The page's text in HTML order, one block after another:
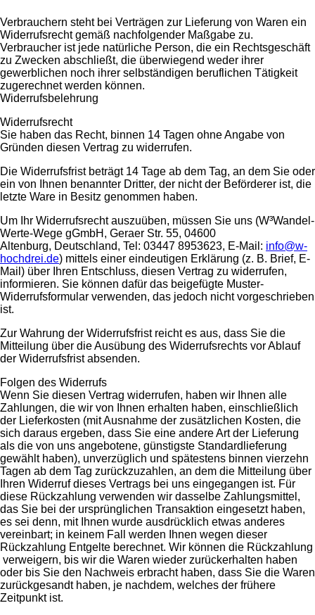
Verbrauchern steht bei Verträgen zur Lieferung von Waren ein
Widerrufsrecht gemäß nachfolgender Maßgabe zu.
Verbraucher ist jede natürliche Person, die ein Rechtsgeschäft
zu Zwecken abschließt, die überwiegend weder ihrer
gewerblichen noch ihrer selbständigen beruflichen Tätigkeit
zugerechnet werden können.
Widerrufsbelehrung
Widerrufsrecht
Sie haben das Recht, binnen 14 Tagen ohne Angabe von
Gründen diesen Vertrag zu widerrufen.
Die Widerrufsfrist beträgt 14 Tage ab dem Tag, an dem Sie oder
ein von Ihnen benannter Dritter, der nicht der Beförderer ist, die
letzte Ware in Besitz genommen haben.
Um Ihr Widerrufsrecht auszuüben, müssen Sie uns (W³Wandel-
Werte-Wege gGmbH, Geraer Str. 55, 04600
Altenburg, Deutschland, Tel: 03447 8953623, E-Mail: info@w-
hochdrei.de) mittels einer eindeutigen Erklärung (z. B. Brief, E-
Mail) über Ihren Entschluss, diesen Vertrag zu widerrufen,
informieren. Sie können dafür das beigefügte Muster-
Widerrufsformular verwenden, das jedoch nicht vorgeschrieben
ist.
Zur Wahrung der Widerrufsfrist reicht es aus, dass Sie die
Mitteilung über die Ausübung des Widerrufsrechts vor Ablauf
der Widerrufsfrist absenden.
Folgen des Widerrufs
Wenn Sie diesen Vertrag widerrufen, haben wir Ihnen alle
Zahlungen, die wir von Ihnen erhalten haben, einschließlich
der Lieferkosten (mit Ausnahme der zusätzlichen Kosten, die
sich daraus ergeben, dass Sie eine andere Art der Lieferung
als die von uns angebotene, günstigste Standardlieferung
gewählt haben), unverzüglich und spätestens binnen vierzehn
Tagen ab dem Tag zurückzuzahlen, an dem die Mitteilung über
Ihren Widerruf dieses Vertrags bei uns eingegangen ist. Für
diese Rückzahlung verwenden wir dasselbe Zahlungsmittel,
das Sie bei der ursprünglichen Transaktion eingesetzt haben,
es sei denn, mit Ihnen wurde ausdrücklich etwas anderes
vereinbart; in keinem Fall werden Ihnen wegen dieser
Rückzahlung Entgelte berechnet. Wir können die Rückzahlung
verweigern, bis wir die Waren wieder zurückerhalten haben
oder bis Sie den Nachweis erbracht haben, dass Sie die Waren
zurückgesandt haben, je nachdem, welches der frühere
Zeitpunkt ist.